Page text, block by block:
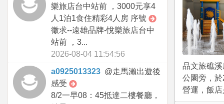
樂旅店台中站前 ，3000元享4
人1泊1食住精彩4人房 序號
徵求--遠雄品牌-悅樂旅店台中
站前 ，3...
2026-08-04 11:54:56
a0925013323 @走馬瀨出遊後
感受
8/2一早08：45抵達二樓餐廳，
品文旅礁
公園旁，
營運，飯